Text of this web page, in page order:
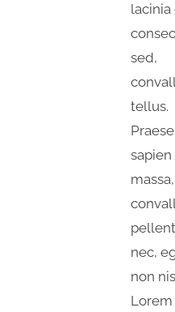
sed,
tellus.
sapien
massa,
nec,
non
Lorem